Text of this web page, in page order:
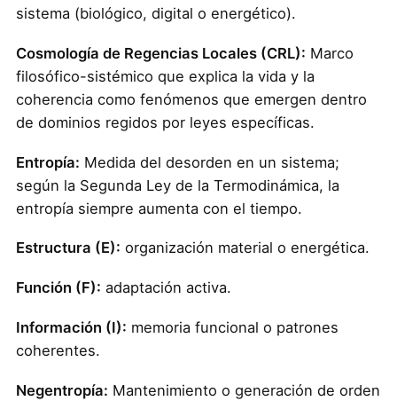
sistema (biológico, digital o energético).
Cosmología de Regencias Locales (CRL): Marco
filosófico-sistémico que explica la vida y la
coherencia como fenómenos que emergen dentro
de dominios regidos por leyes específicas.
Entropía: Medida del desorden en un sistema;
según la Segunda Ley de la Termodinámica, la
entropía siempre aumenta con el tiempo.
Estructura (E): organización material o energética.
Función (F): adaptación activa.
Información (I): memoria funcional o patrones
coherentes.
Negentropía: Mantenimiento o generación de orden